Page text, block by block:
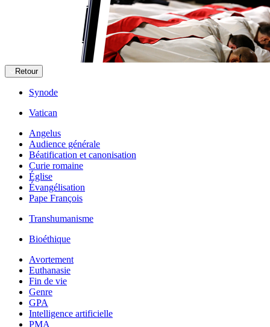
Retour
Synode
Vatican
Angelus
Audience générale
Béatification et canonisation
Curie romaine
Église
Évangélisation
Pape François
Transhumanisme
Bioéthique
Avortement
Euthanasie
Fin de vie
Genre
GPA
Intelligence artificielle
PMA